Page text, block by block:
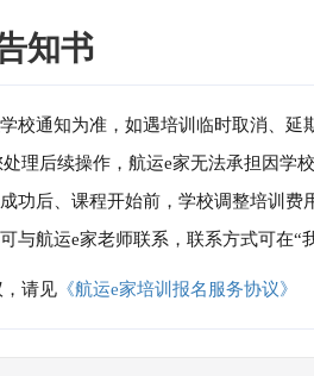
知书
校通知为准，如遇培训临时取消、
理后续操作，航运e家无法承担因学
功后、课程开始前，学校调整培训
与航运e家老师联系，联系方式可在
请见 《航运e家培训报名服务协议》